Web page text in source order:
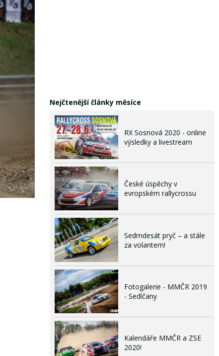
Nejčtenější články měsíce
RX Sosnová 2020 - online
výsledky a livestream
České úspěchy v
evropském rallycrossu
Sedmdesát pryč – a stále
za volantem!
Fotogalerie - MMČR 2019
- Sedlčany
Kalendáře MMČR a ZSE
2020!